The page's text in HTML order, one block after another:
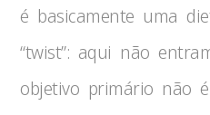
é basicamente uma
“twist”: aqui não
objetivo primário não